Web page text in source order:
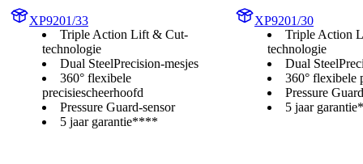
XP9201/33
Triple Action Lift & Cut-
technologie
Dual SteelPrecision-mesjes
360° flexibele
precisiescheerhoofd
Pressure Guard-sensor
5 jaar garantie****
XP9201/30
Triple Action
technologie
Dual
360° flexibele
Pressure
5 jaar